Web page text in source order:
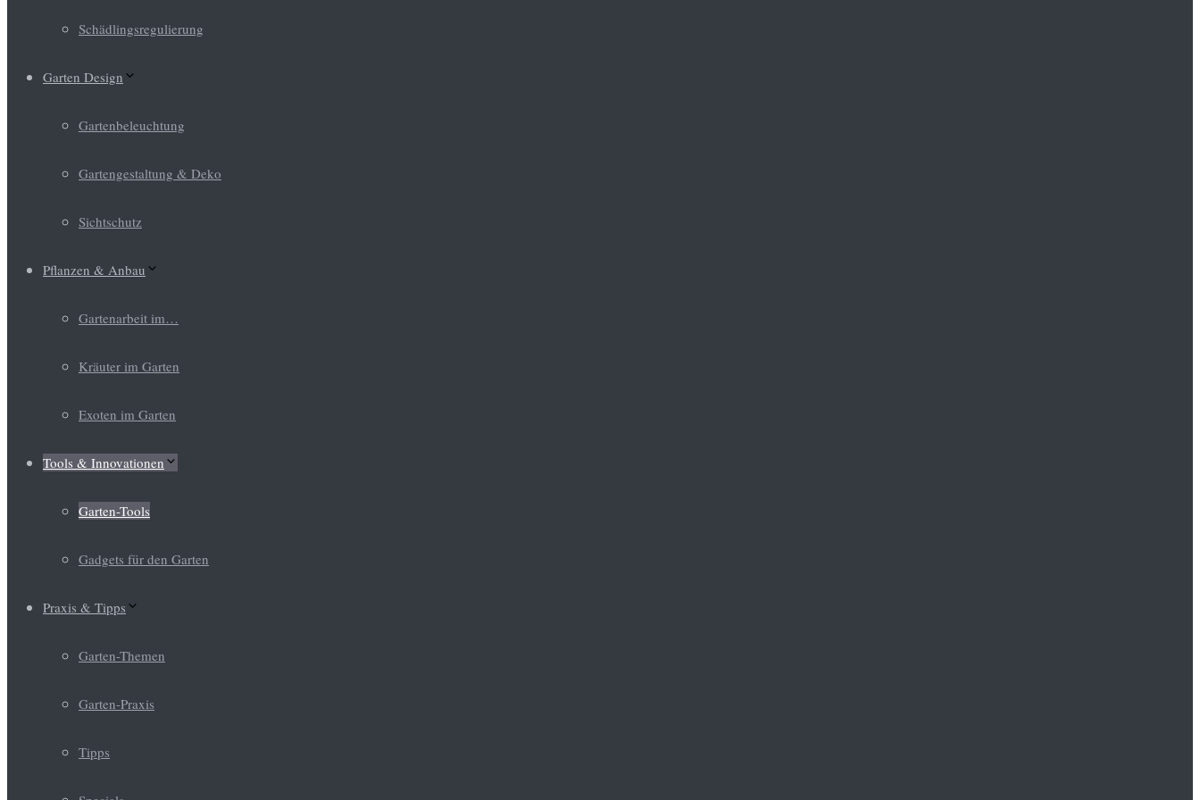
Schädlingsregulierung
Garten Design
Gartenbeleuchtung
Gartengestaltung & Deko
Sichtschutz
Pflanzen & Anbau
Gartenarbeit im…
Kräuter im Garten
Exoten im Garten
Tools & Innovationen
Garten-Tools
Gadgets für den Garten
Praxis & Tipps
Garten-Themen
Garten-Praxis
Tipps